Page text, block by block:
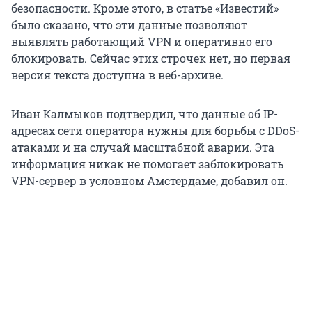
безопасности. Кроме этого, в статье «Известий»
было сказано, что эти данные позволяют
выявлять работающий VPN и оперативно его
блокировать. Сейчас этих строчек нет, но первая
версия текста доступна в веб-архиве.
Иван Калмыков подтвердил, что данные об IP-
адресах сети оператора нужны для борьбы с DDoS-
атаками и на случай масштабной аварии. Эта
информация никак не помогает заблокировать
VPN-сервер в условном Амстердаме, добавил он.